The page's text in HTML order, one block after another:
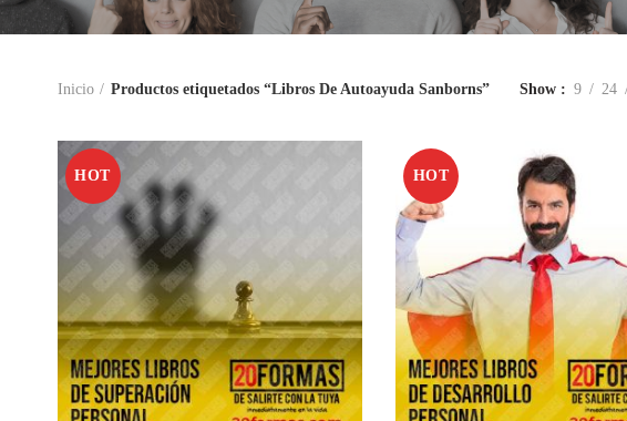
Inicio Productos etiquetados “Libros De Autoayuda Sanborns” Show 9 24
HOT HOT